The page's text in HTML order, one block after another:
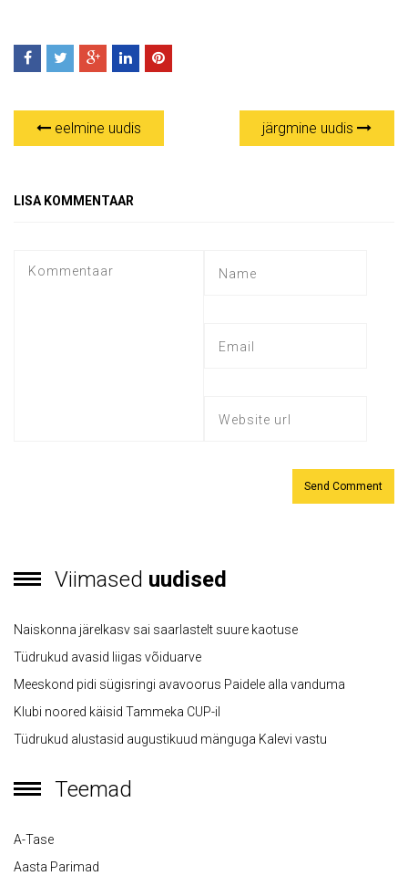
eelmine uudis järgmine uudis
LISA KOMMENTAAR
Viimased uudised
Naiskonna järelkasv sai saarlastelt suure kaotuse
Tüdrukud avasid liigas võiduarve
Meeskond pidi sügisringi avavoorus Paidele alla vanduma
Klubi noored käisid Tammeka CUP-il
Tüdrukud alustasid augustikuud mänguga Kalevi vastu
Teemad
A-Tase
Aasta Parimad